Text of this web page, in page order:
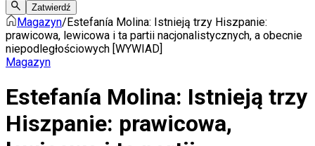
Zatwierdź
Magazyn/Estefanía Molina: Istnieją trzy Hiszpanie:
prawicowa, lewicowa i ta partii nacjonalistycznych, a obecnie
niepodległościowych [WYWIAD]
Magazyn
Estefanía Molina: Istnieją trzy
Hiszpanie: prawicowa,